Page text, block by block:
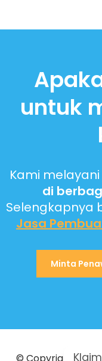
untuk
Kami melayani
di
Selengkapnya
Jasa
Minta